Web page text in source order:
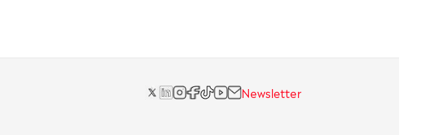
Newsletter